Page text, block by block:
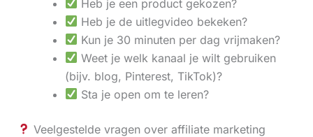
Heb je een product gekozen?
Heb je de uitlegvideo bekeken?
Kun je 30 minuten per dag vrijmaken?
Weet je welk kanaal je wilt gebruiken
(bijv. blog, Pinterest, TikTok)?
Sta je open om te leren?
Veelgestelde vragen over affiliate marketing